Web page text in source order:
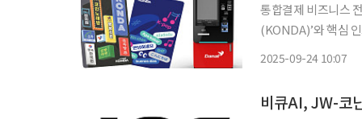
통합결제 비즈니스
(KONDA)’와 핵심 인프라인 키
2025-09-24 10:07
비큐AI, JW-코